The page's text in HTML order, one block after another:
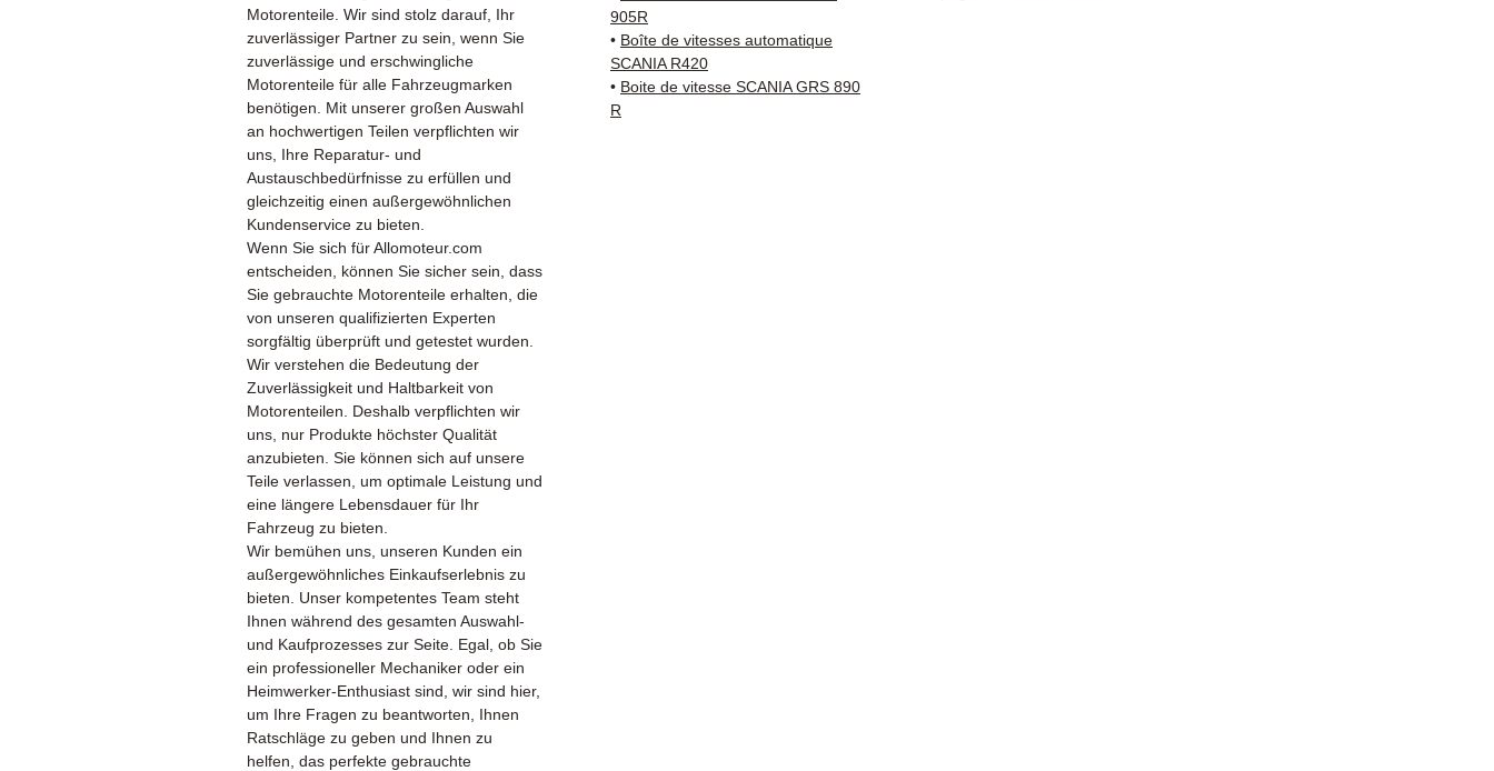
Motorenteile. Wir sind stolz darauf, Ihr
zuverlässiger Partner zu sein, wenn Sie
zuverlässige und erschwingliche
Motorenteile für alle Fahrzeugmarken
benötigen. Mit unserer großen Auswahl
an hochwertigen Teilen verpflichten wir
uns, Ihre Reparatur- und
Austauschbedürfnisse zu erfüllen und
gleichzeitig einen außergewöhnlichen
Kundenservice zu bieten.
Wenn Sie sich für Allomoteur.com
entscheiden, können Sie sicher sein, dass
Sie gebrauchte Motorenteile erhalten, die
von unseren qualifizierten Experten
sorgfältig überprüft und getestet wurden.
Wir verstehen die Bedeutung der
Zuverlässigkeit und Haltbarkeit von
Motorenteilen. Deshalb verpflichten wir
uns, nur Produkte höchster Qualität
anzubieten. Sie können sich auf unsere
Teile verlassen, um optimale Leistung und
eine längere Lebensdauer für Ihr
Fahrzeug zu bieten.
Wir bemühen uns, unseren Kunden ein
außergewöhnliches Einkaufserlebnis zu
bieten. Unser kompetentes Team steht
Ihnen während des gesamten Auswahl-
und Kaufprozesses zur Seite. Egal, ob Sie
ein professioneller Mechaniker oder ein
Heimwerker-Enthusiast sind, wir sind hier,
um Ihre Fragen zu beantworten, Ihnen
Ratschläge zu geben und Ihnen zu
helfen, das perfekte gebrauchte
905R
• Boîte de vitesses automatique
SCANIA R420
• Boite de vitesse SCANIA GRS 890
R